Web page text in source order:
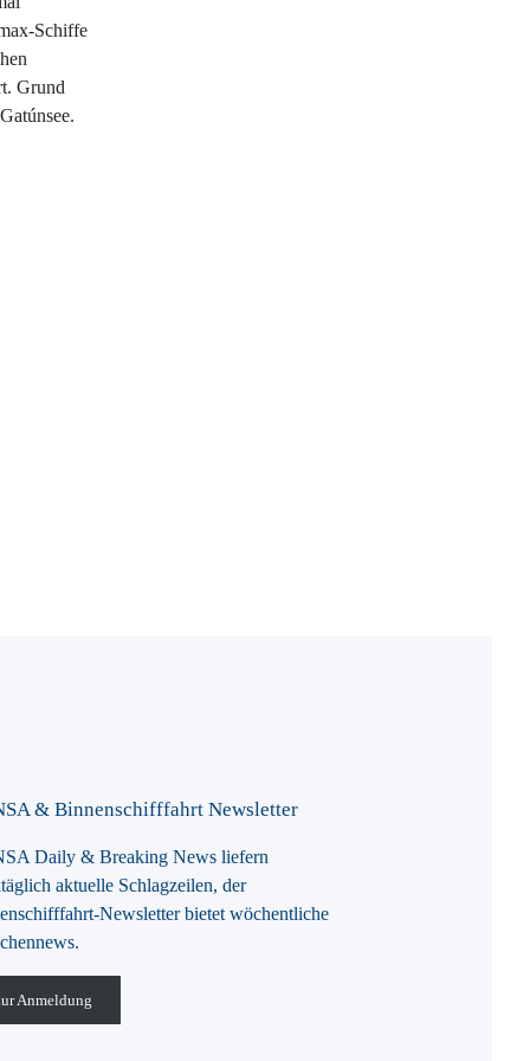
Schiffe
Grund
& Binnenschifffahrt Newsletter
Daily & Breaking News liefern
aktuelle Schlagzeilen, der
Newsletter bietet wöchentliche
Anmeldung